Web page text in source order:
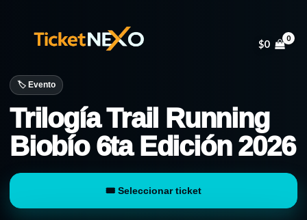
contenido
$0
🏷️ Evento
Trilogía Trail Running
Biobío 6ta Edición 2026
🎟️ Seleccionar ticket